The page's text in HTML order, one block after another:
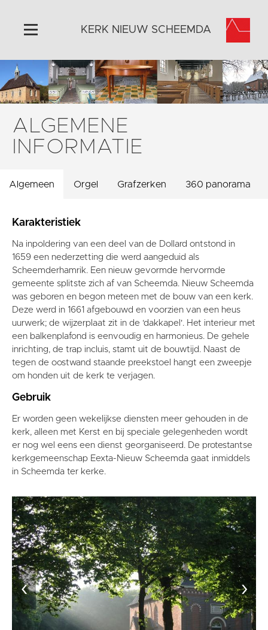
Home
Algemeen
Historie
Omgeving
Activiteiten
Vaktaal
KERK NIEUW SCHEEMDA
ALGEMENE
INFORMATIE
Algemeen Orgel Grafzerken 360 panorama
Karakteristiek
Na inpoldering van een deel van de Dollard ontstond in
1659 een nederzetting die werd aangeduid als
Scheemderhamrik. Een nieuw gevormde hervormde
gemeente splitste zich af van Scheemda. Nieuw Scheemda
was geboren en begon meteen met de bouw van een kerk.
Deze werd in 1661 afgebouwd en voorzien van een heus
uurwerk; de wijzerplaat zit in de ‘dakkapel'. Het interieur met
een balkenplafond is eenvoudig en harmonieus. De gehele
inrichting, de trap incluis, stamt uit de bouwtijd. Naast de
tegen de oostwand staande preekstoel hangt een zweepje
om honden uit de kerk te verjagen.
Gebruik
Er worden geen wekelijkse diensten meer gehouden in de
kerk, alleen met Kerst en bij speciale gelegenheden wordt
er nog wel eens een dienst georganiseerd. De protestantse
kerkgemeenschap Eexta-Nieuw Scheemda gaat inmiddels
in Scheemda ter kerke.
‹ ›